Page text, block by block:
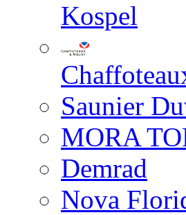
Kospel
Saunier
MORA
Demrad
Nova